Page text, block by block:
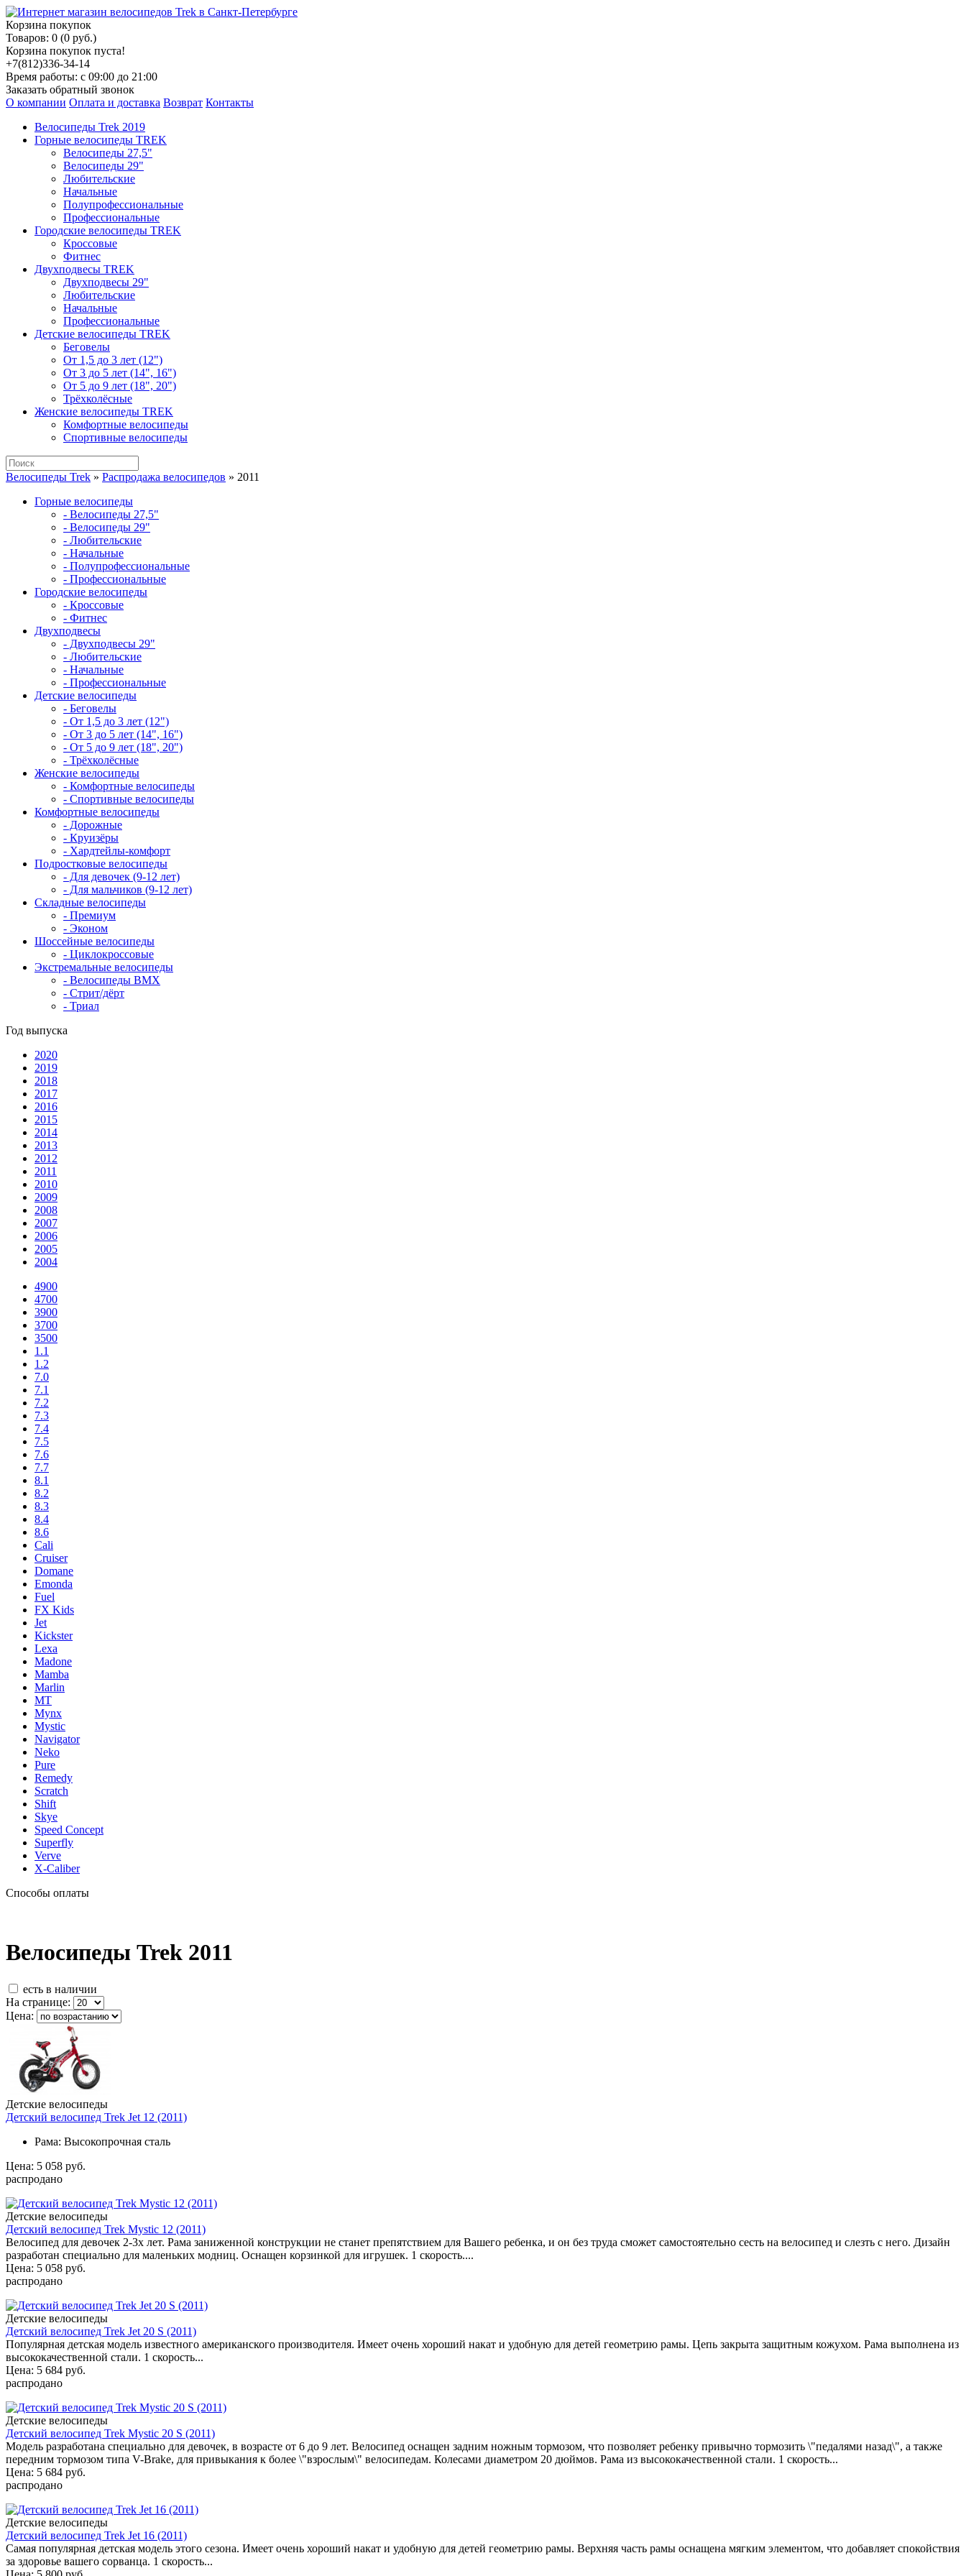
Корзина покупок
Товаров: 0 (0 руб.)
Корзина покупок пуста!
+7(812)336-34-14
Время работы: с 09:00 до 21:00
Заказать обратный звонок
О компании Оплата и доставка Возврат Контакты
Велосипеды Trek 2019
Горные велосипеды TREK
Велосипеды 27,5"
Велосипеды 29"
Любительские
Начальные
Полупрофессиональные
Профессиональные
Городские велосипеды TREK
Кроссовые
Фитнес
Двухподвесы TREK
Двухподвесы 29"
Любительские
Начальные
Профессиональные
Детские велосипеды TREK
Беговелы
От 1,5 до 3 лет (12")
От 3 до 5 лет (14", 16")
От 5 до 9 лет (18", 20")
Трёхколёсные
Женские велосипеды TREK
Комфортные велосипеды
Спортивные велосипеды
Велосипеды Trek » Распродажа велосипедов » 2011
Горные велосипеды
- Велосипеды 27,5"
- Велосипеды 29"
- Любительские
- Начальные
- Полупрофессиональные
- Профессиональные
Городские велосипеды
- Кроссовые
- Фитнес
Двухподвесы
- Двухподвесы 29"
- Любительские
- Начальные
- Профессиональные
Детские велосипеды
- Беговелы
- От 1,5 до 3 лет (12")
- От 3 до 5 лет (14", 16")
- От 5 до 9 лет (18", 20")
- Трёхколёсные
Женские велосипеды
- Комфортные велосипеды
- Спортивные велосипеды
Комфортные велосипеды
- Дорожные
- Круизёры
- Хардтейлы-комфорт
Подростковые велосипеды
- Для девочек (9-12 лет)
- Для мальчиков (9-12 лет)
Складные велосипеды
- Премиум
- Эконом
Шоссейные велосипеды
- Циклокроссовые
Экстремальные велосипеды
- Велосипеды BMX
- Стрит/дёрт
- Триал
Год выпуска
2020
2019
2018
2017
2016
2015
2014
2013
2012
2011
2010
2009
2008
2007
2006
2005
2004
4900
4700
3900
3700
3500
1.1
1.2
7.0
7.1
7.2
7.3
7.4
7.5
7.6
7.7
8.1
8.2
8.3
8.4
8.6
Cali
Cruiser
Domane
Emonda
Fuel
FX Kids
Jet
Kickster
Lexa
Madone
Mamba
Marlin
MT
Mynx
Mystic
Navigator
Neko
Pure
Remedy
Scratch
Shift
Skye
Speed Concept
Superfly
Verve
X-Caliber
Способы оплаты
Велосипеды Trek 2011
есть в наличии
На странице:
Цена:
Детские велосипеды
Детский велосипед Trek Jet 12 (2011)
Рама: Высокопрочная сталь
Цена: 5 058 руб.
распродано
Детские велосипеды
Детский велосипед Trek Mystic 12 (2011)
Велосипед для девочек 2-3х лет. Рама заниженной конструкции не станет препятствием для Вашего ребенка, и он без труда сможет самостоятельно сесть на велосипед и слезть с него. Дизайн
разработан специально для маленьких модниц. Оснащен корзинкой для игрушек. 1 скорость....
Цена: 5 058 руб.
распродано
Детские велосипеды
Детский велосипед Trek Jet 20 S (2011)
Популярная детская модель известного американского производителя. Имеет очень хороший накат и удобную для детей геометрию рамы. Цепь закрыта защитным кожухом. Рама выполнена из
высококачественной стали. 1 скорость...
Цена: 5 684 руб.
распродано
Детские велосипеды
Детский велосипед Trek Mystic 20 S (2011)
Модель разработана специально для девочек, в возрасте от 6 до 9 лет. Велосипед оснащен задним ножным тормозом, что позволяет ребенку привычно тормозить \"педалями назад\", а также
передним тормозом типа V-Brake, для привыкания к более \"взрослым\" велосипедам. Колесами диаметром 20 дюймов. Рама из высококачественной стали. 1 скорость...
Цена: 5 684 руб.
распродано
Детские велосипеды
Детский велосипед Trek Jet 16 (2011)
Самая популярная детская модель этого сезона. Имеет очень хороший накат и удобную для детей геометрию рамы. Верхняя часть рамы оснащена мягким элементом, что добавляет спокойствия
за здоровье вашего сорванца. 1 скорость...